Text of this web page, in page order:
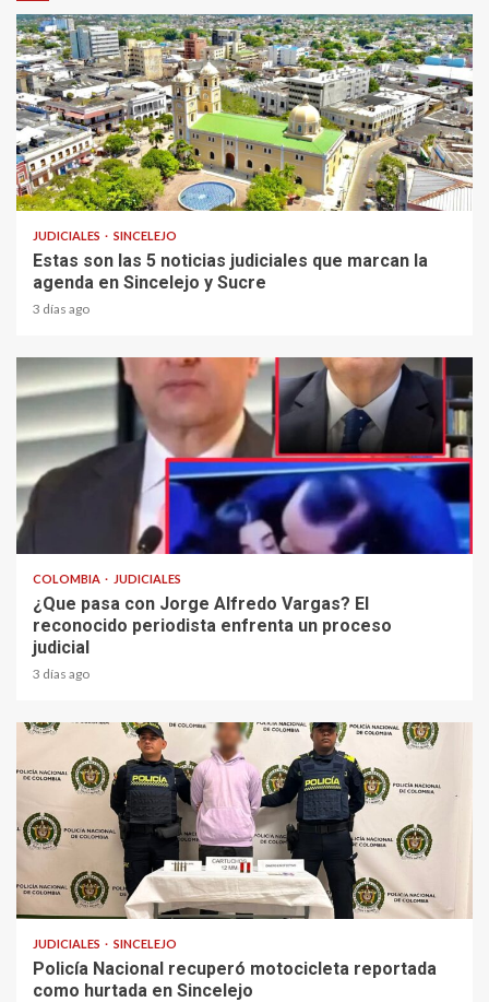
2 min read
JUDICIALES SINCELEJO
Estas son las 5 noticias judiciales que marcan la
agenda en Sincelejo y Sucre
3 días ago
COLOMBIA JUDICIALES
¿Que pasa con Jorge Alfredo Vargas? El
reconocido periodista enfrenta un proceso
judicial
3 días ago
1 min read
JUDICIALES SINCELEJO
Policía Nacional recuperó motocicleta reportada
como hurtada en Sincelejo